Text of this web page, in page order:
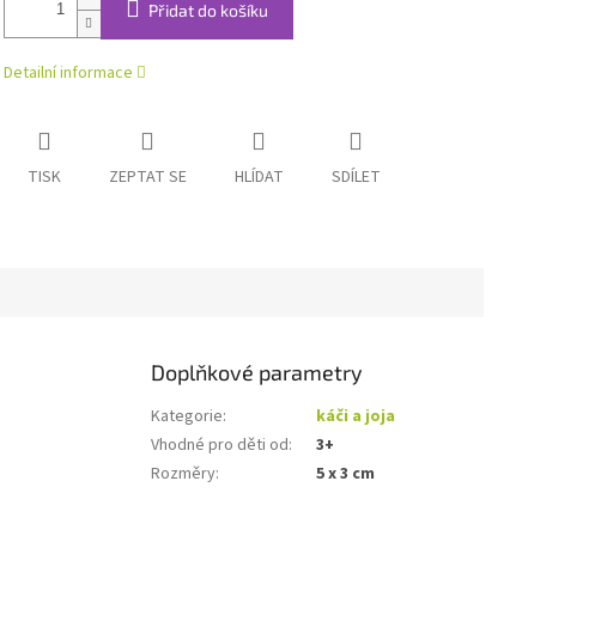
Přidat do košíku
Detailní informace
TISK ZEPTAT SE HLÍDAT SDÍLET
Doplňkové parametry
Kategorie:
káči a joja
Vhodné pro děti od:
3+
Rozměry: 5 x 3 cm